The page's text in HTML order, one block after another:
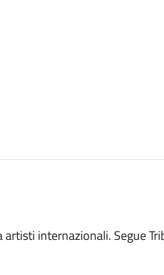
internazionali. Segue